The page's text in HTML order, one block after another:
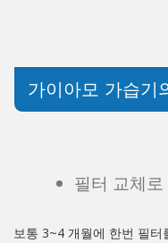
가이아모 가습기
필터 교체
보통 3~4 개월에 한번 필